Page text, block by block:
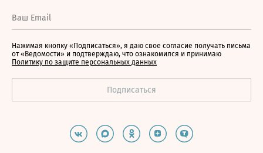
Нажимая кнопку «Подписаться», я даю свое согласие получать письма
от «Ведомости» и подтверждаю, что ознакомился и принимаю
Политику по защите персональных данных